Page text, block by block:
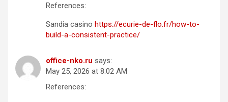
References:
Sandia casino https://ecurie-de-flo.fr/how-to-
build-a-consistent-practice/
office-nko.ru says:
May 25, 2026 at 8:02 AM
References: